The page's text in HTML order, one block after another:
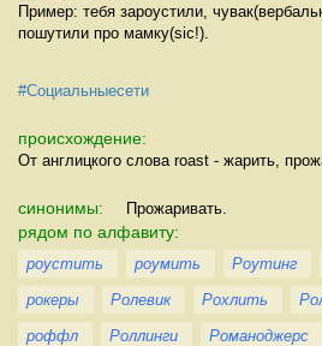
Пример: тебя зароустили,
пошутили про мамку(sic!).
#Социальныесети
происхождение:
От англицкого слова roast - жарить,
синонимы: Прожаривать.
рядом по алфавиту:
роустить роумить Роутинг
рокеры
Ролевик Рохлить
роффл
Роллинги Романоджерс